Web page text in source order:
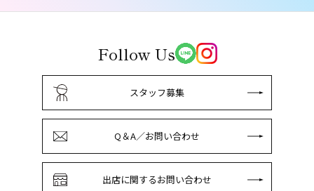
Follow Us
スタッフ募集
Q＆A／お問い合わせ
出店に関するお問い合わせ